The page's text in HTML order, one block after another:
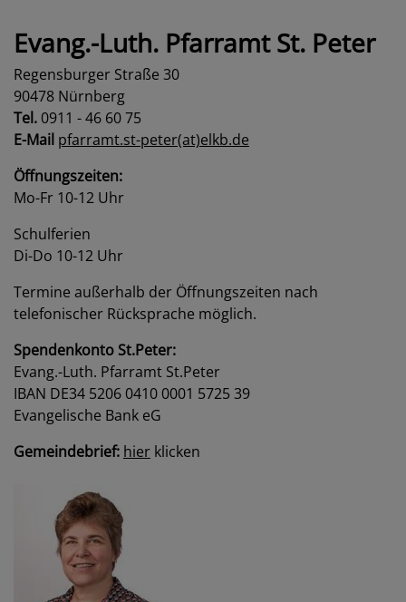
Evang.-Luth. Pfarramt St. Peter
Regensburger Straße 30
90478 Nürnberg
Tel. 0911 - 46 60 75
E-Mail pfarramt.st-peter(at)elkb.de
Öffnungszeiten:
Mo-Fr 10-12 Uhr
Schulferien
Di-Do 10-12 Uhr
Termine außerhalb der Öffnungszeiten nach
telefonischer Rücksprache möglich.
Spendenkonto St.Peter:
Evang.-Luth. Pfarramt St.Peter
IBAN DE34 5206 0410 0001 5725 39
Evangelische Bank eG
Gemeindebrief: hier klicken